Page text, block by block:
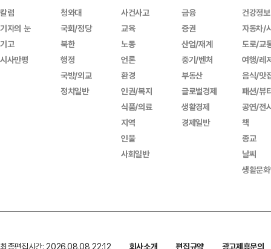
칼럼
기자의 눈
기고
시사만평
청와대
국회/정당
북한
행정
국방/외교
정치일반
사건사고
교육
노동
언론
환경
인권/복지
식품/의료
지역
인물
사회일반
금융
증권
산업/재계
중기/벤처
부동산
글로벌경제
생활경제
경제일반
건강정보
자동차/
도로/교
여행/레
음식/맛
패션/뷰
공연/전
책
종교
날씨
생활문
최종편집시간: 2026.08.08 22:12 회사소개 편집규약 광고제휴문의